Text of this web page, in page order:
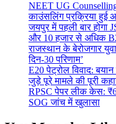
NEET UG
काउंसलिंग प्रक्रिया हुई
जयपुर में पहली बार होगा
और 10 हजार से अधिक
राजस्थान के बेरोजगार
दिन-30 परिणाम’
E20 पेट्रोल विवाद:
जुड़े पूरे मामले की पूरी
RPSC पेपर लीक केस:
SOG जांच में खुलासा